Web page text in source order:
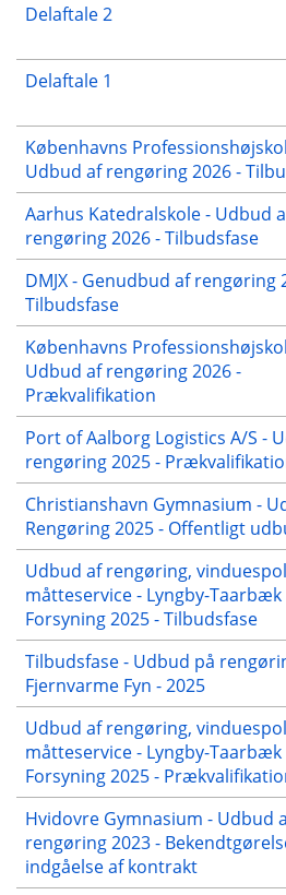
Delaftale 2
Delaftale 1
Københavns
Udbud af rengøring 2026 -
Aarhus Katedralskole - Udbud
rengøring 2026 - Tilbudsfase
DMJX - Genudbud af rengøring
Tilbudsfase
Københavns
Udbud af rengøring 2026 -
Prækvalifikation
Port of Aalborg Logistics A/S -
rengøring 2025 -
Christianshavn Gymnasium -
Rengøring 2025 - Offentligt
Udbud af rengøring,
måtteservice - Lyngby-Taarbæk
Forsyning 2025 - Tilbudsfase
Tilbudsfase - Udbud på
Fjernvarme Fyn - 2025
Udbud af rengøring,
måtteservice - Lyngby-Taarbæk
Forsyning 2025 -
Hvidovre Gymnasium - Udbud
rengøring 2023 -
indgåelse af kontrakt